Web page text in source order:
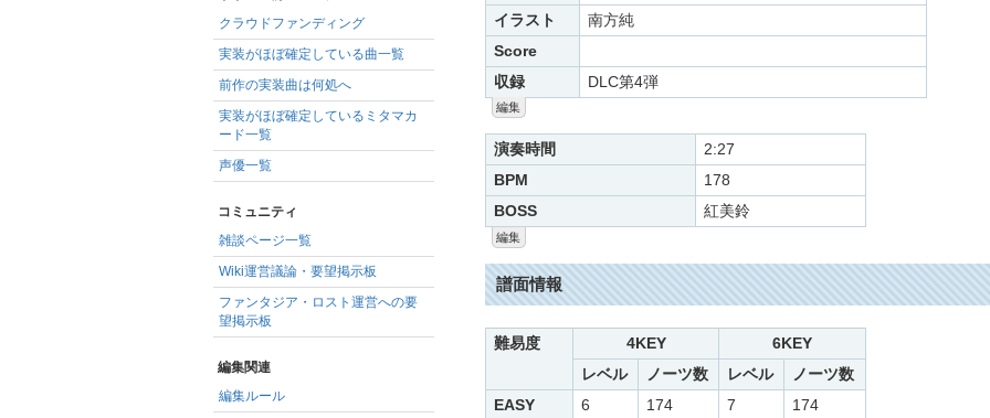
クラウドファンディング
実装がほぼ確定している曲一覧
前作の実装曲は何処へ
実装がほぼ確定しているミタマカ
ード一覧
声優一覧
コミュニティ
雑談ページ一覧
Wiki運営議論・要望掲示板
ファンタジア・ロスト運営への要
望掲示板
編集関連
編集ルール
イラスト
南方純
Score
収録
DLC第4弾
編集
演奏時間
2:27
BPM
178
BOSS
紅美鈴
編集
譜面情報
難易度 4KEY
6KEY
レベル
ノーツ数 レベル
ノーツ数
EASY
6 174 7
174